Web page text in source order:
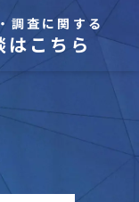
調査に関する
はこちら